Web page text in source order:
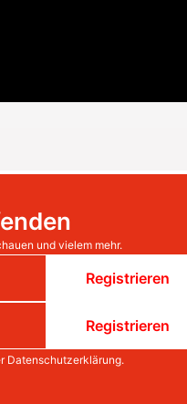
und vielem mehr.
Registrieren
Registrieren
Datenschutzerklärung.